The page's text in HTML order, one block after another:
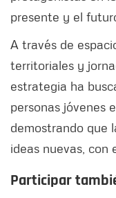
presente y el
A través de
territoriales y
estrategia ha
personas jóvenes
demostrando que
ideas nuevas, con
Participar